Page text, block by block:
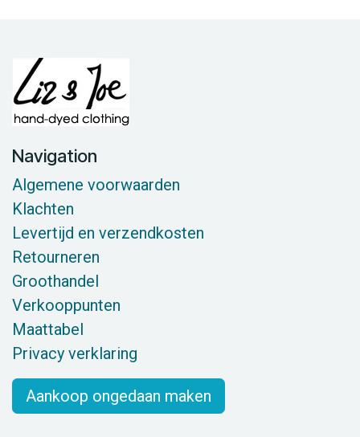
Navigation
Algemene voorwaarden
Klachten
Levertijd en verzendkosten
Retourneren
Groothandel
Verkooppunten
Maattabel
Privacy verklaring
Aankoop ongedaan maken